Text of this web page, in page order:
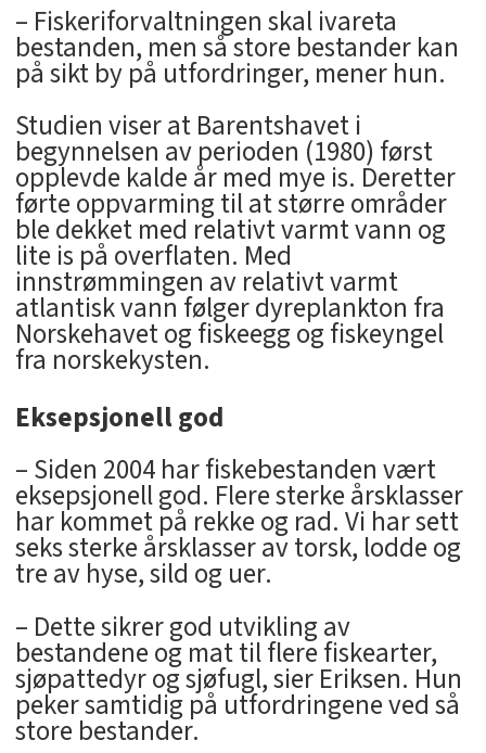
– Fiskeriforvaltningen skal ivareta
bestanden, men så store bestander kan
på sikt by på utfordringer, mener hun.
Studien viser at Barentshavet i
begynnelsen av perioden (1980) først
opplevde kalde år med mye is. Deretter
førte oppvarming til at større områder
ble dekket med relativt varmt vann og
lite is på overflaten. Med
innstrømmingen av relativt varmt
atlantisk vann følger dyreplankton fra
Norskehavet og fiskeegg og fiskeyngel
fra norskekysten.
Eksepsjonell god
– Siden 2004 har fiskebestanden vært
eksepsjonell god. Flere sterke årsklasser
har kommet på rekke og rad. Vi har sett
seks sterke årsklasser av torsk, lodde og
tre av hyse, sild og uer.
– Dette sikrer god utvikling av
bestandene og mat til flere fiskearter,
sjøpattedyr og sjøfugl, sier Eriksen. Hun
peker samtidig på utfordringene ved så
store bestander.